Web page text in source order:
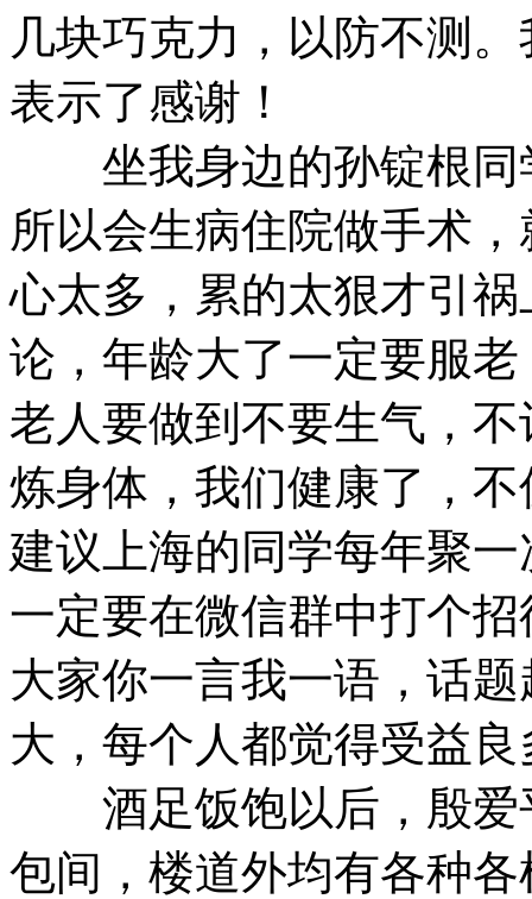
几块巧克力，以防不测
表示了感谢！
坐我身边的孙锭根同
所以会生病住院做手术
心太多，累的太狠才引
论，年龄大了一定要服
老人要做到不要生气，
炼身体，我们健康了，
建议上海的同学每年聚
一定要在微信群中打个
大家你一言我一语，话
大，每个人都觉得受益良
酒足饭饱以后，殷爱
包间，楼道外均有各种